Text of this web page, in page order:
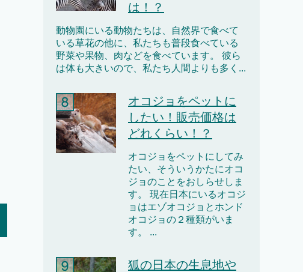
は！？
動物園にいる動物たちは、自然界で食べて
いる草花の他に、私たちも普段食べている
野菜や果物、肉などを食べています。 彼ら
は体も大きいので、私たち人間よりも多く...
オコジョをペットに
したい！販売価格は
どれくらい！？
オコジョをペットにしてみ
たい、そういうかたにオコ
ジョのことをおしらせしま
す。 現在日本にいるオコジ
ョはエゾオコジョとホンド
オコジョの２種類がいま
す。 ...
狐の日本の生息地や